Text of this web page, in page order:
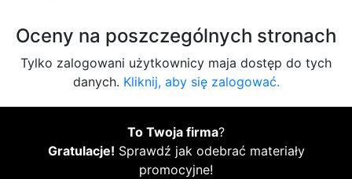
Oceny na poszczególnych stronach
Tylko zalogowani użytkownicy maja dostęp do tych
danych. Kliknij, aby się zalogować.
To Twoja firma?
Gratulacje! Sprawdź jak odebrać materiały
promocyjne!